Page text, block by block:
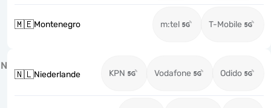
🇲🇪Montenegro m:tel T-Mobile
N
🇳🇱Niederlande KPN Vodafone Odido